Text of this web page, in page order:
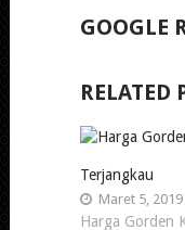
GOOGLE
RELATED
Terjangkau
Maret 5, 2019
Harga Gorden